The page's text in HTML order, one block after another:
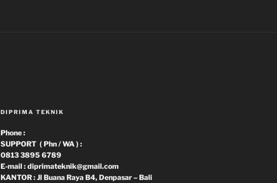
DIPRIMA TEKNIK
Phone :
SUPPORT ( Phn / WA ) :
0813 3895 6789
E-mail : diprimateknik@gmail.com
KANTOR : Jl Buana Raya B4, Denpasar – Bali